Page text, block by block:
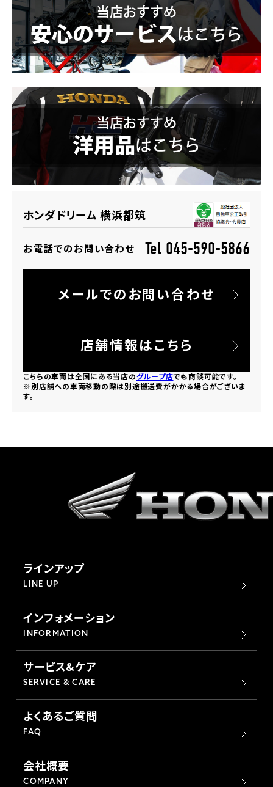
ホンダドリーム 横浜都筑
お電話でのお問い合わせ Tel 045-590-5866
メールでのお問い合わせ
店舗情報はこちら
こちらの車両は全国にある当店のグループ店でも商談可能です。
※別店舗への車両移動の際は別途搬送費がかかる場合がございま
す。
ラインアップ
LINE UP
インフォメーション
INFORMATION
サービス&ケア
SERVICE & CARE
よくあるご質問
FAQ
会社概要
COMPANY
千葉県
ホンダドリーム 船橋
ホンダドリーム 松戸
ホンダドリーム 蘇我
埼玉県
ホンダドリーム 所沢
ホンダドリーム 大宮
ホンダドリーム 水戸北
ホンダドリーム 西宮甲子園
奈良県
ホンダドリーム 奈良